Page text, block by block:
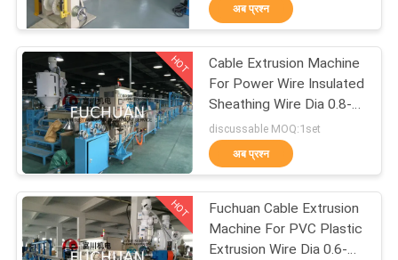
कारखाने
का
दौरा
गुणवत्ता
नियंत्रण
डबल ट्विस्ट बाउन्चिंग
मशीन
88
अब प्रश्न
HOT
Cable Extrusion Machine
For Power Wire Insulated
Sheathing Wire Dia 0.8-
8mm
discussable MOQ:1set
अब प्रश्न
HOT
Fuchuan Cable Extrusion
Machine For PVC Plastic
Extrusion Wire Dia 0.6-